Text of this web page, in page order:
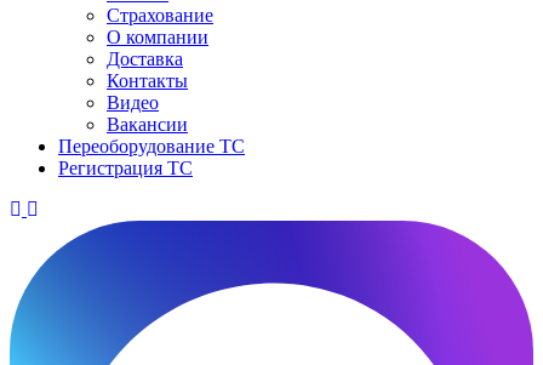
Страхование
О компании
Доставка
Контакты
Видео
Вакансии
Переоборудование ТС
Регистрация ТС